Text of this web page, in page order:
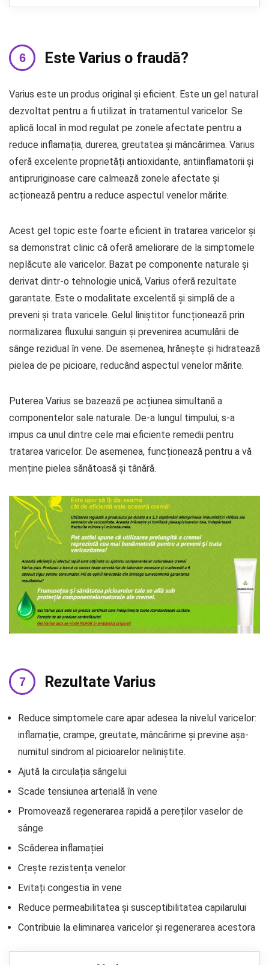
Este Varius o fraudă?
Varius este un produs original și eficient. Este un gel natural
dezvoltat pentru a fi utilizat în tratamentul varicelor. Se
aplică local în mod regulat pe zonele afectate pentru a
reduce inflamația, durerea, greutatea și mâncărimea. Varius
oferă excelente proprietăți antioxidante, antiinflamatorii și
antipruriginoase care calmează zonele afectate și
acționează pentru a reduce aspectul venelor mărite.
Acest gel topic este foarte eficient în tratarea varicelor și
sa demonstrat clinic că oferă ameliorare de la simptomele
neplăcute ale varicelor. Bazat pe componente naturale și
derivat dintr-o tehnologie unică, Varius oferă rezultate
garantate. Este o modalitate excelentă și simplă de a
preveni și trata varicele. Gelul liniștitor funcționează prin
normalizarea fluxului sanguin și prevenirea acumulării de
sânge rezidual în vene. De asemenea, hrănește și hidratează
pielea de pe picioare, reducând aspectul venelor mărite.
Puterea Varius se bazează pe acțiunea simultană a
componentelor sale naturale. De-a lungul timpului, s-a
impus ca unul dintre cele mai eficiente remedii pentru
tratarea varicelor. De asemenea, funcționează pentru a vă
menține pielea sănătoasă și tânără.
Rezultate Varius
Reduce simptomele care apar adesea la nivelul varicelor:
inflamație, crampe, greutate, mâncărime și previne așa-
numitul sindrom al picioarelor neliniștite.
Ajută la circulația sângelui
Scade tensiunea arterială în vene
Promovează regenerarea rapidă a pereților vaselor de
sânge
Scăderea inflamației
Crește rezistența venelor
Evitați congestia în vene
Reduce permeabilitatea și susceptibilitatea capilarului
Contribuie la eliminarea varicelor și regenerarea acestora